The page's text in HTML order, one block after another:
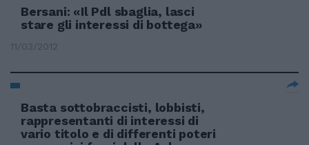
Bersani: «Il Pdl sbaglia, lasci
stare gli interessi di bottega»
11/03/2012
Basta sottobraccisti, lobbisti,
rappresentanti di interessi di
vario titolo e di differenti poteri